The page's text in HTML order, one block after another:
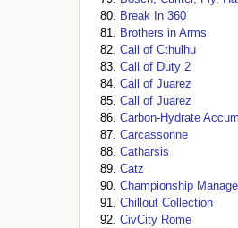
Break In 360
Brothers in Arms
Call of Cthulhu
Call of Duty 2
Call of Juarez
Call of Juarez
Carbon-Hydrate
Carcassonne
Catharsis
Catz
Championship
Chillout Collection
CivCity Rome